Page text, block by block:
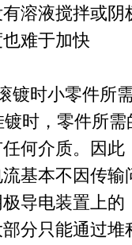
溶液搅拌或阴
难于加快
镀时小零件所
时，零件所需
何介质。因此
基本不因传
导电装置上
分只能通过堆